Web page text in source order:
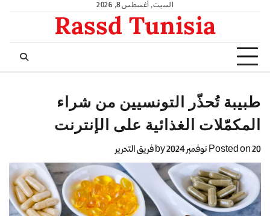
السبت, أغسطس 8, 2026
Rassd Tunisia
طبيبة تُحذّر التونسيين من شراء
المكمّلات الغذائية على الإنترنت
Posted on20 نوفمبر 2024 فريق التحرير